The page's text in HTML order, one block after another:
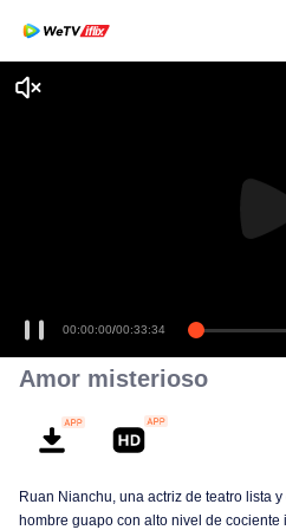
00:00:00/00:33:34
Amor misterioso
Ruan Nianchu, una actriz de teatro lista
hombre guapo con alto nivel de